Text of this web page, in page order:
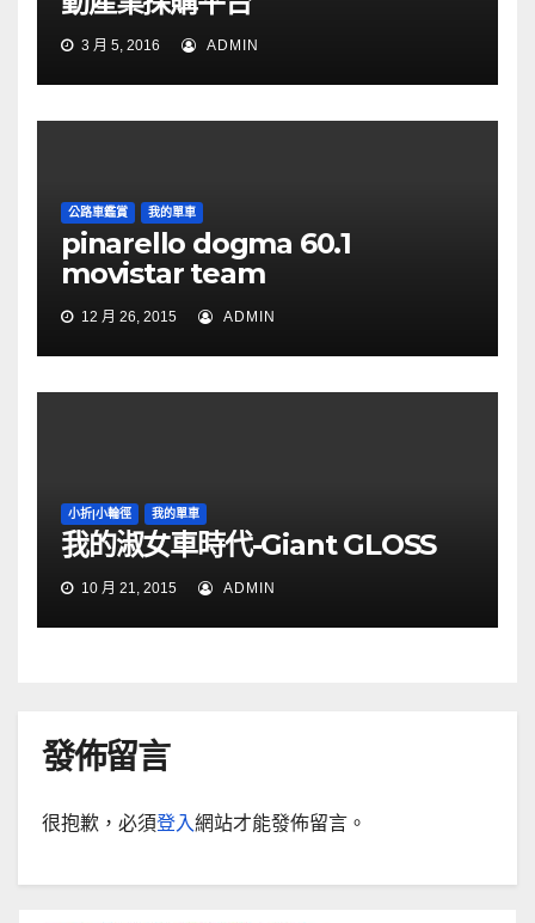
3 月 5, 2016 ADMIN
公路車鑑賞 我的單車
pinarello dogma 60.1
movistar team
12 月 26, 2015 ADMIN
小折|小輪徑 我的單車
我的淑女車時代-Giant GLOSS
10 月 21, 2015 ADMIN
發佈留言
很抱歉，必須登入網站才能發佈留言。